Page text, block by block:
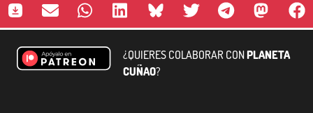
¿QUIERES COLABORAR CONPLANETA
CUÑAO?